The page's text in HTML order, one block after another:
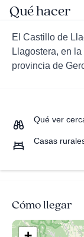
Qué hacer
El Castillo de
Llagostera, en
provincia de
Qué ver
Casas
Cómo llegar